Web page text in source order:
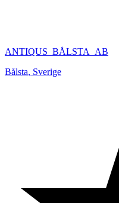
ANTIQUS_BÅLSTA_AB
Bålsta, Sverige